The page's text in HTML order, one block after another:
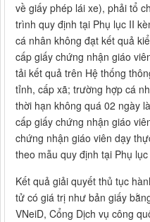
về giấy phép lái xe), phải tổ
trình quy định tại Phụ lục II
cá nhân không đạt kết quả
cấp giấy chứng nhận giáo
tải kết quả trên Hệ thống
tỉnh, cấp xã; trường hợp cá
thời hạn không quá 02 ngày
cấp giấy chứng nhận giáo
chứng nhận giáo viên dạy
theo mẫu quy định tại Phụ
Kết quả giải quyết thủ tục
tử có giá trị như bản giấy
VNeiD, Cổng Dịch vụ công